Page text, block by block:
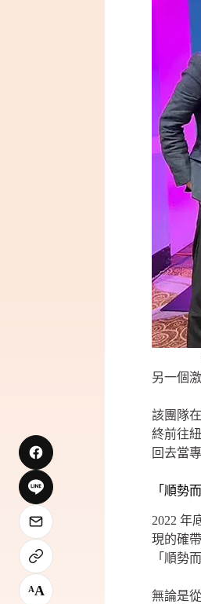
另一個
該團隊
終前往
回去當
「順勢
2022 年
現的確
「順勢
無論是
AA